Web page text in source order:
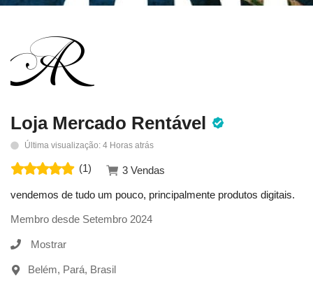
Início
Lista de desejos
Contato
Entrar
Registrar
Localização
Loja Mercado Rentável
Última visualização: 4 Horas atrás
(1) 3 Vendas
vendemos de tudo um pouco, principalmente produtos digitais.
Membro desde Setembro 2024
Mostrar
Belém, Pará, Brasil